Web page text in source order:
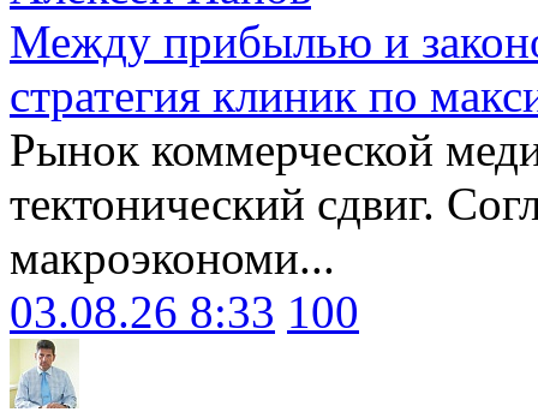
Между прибылью и
стратегия клиник по
Рынок коммерческой
тектонический сдвиг.
макроэкономи...
03.08.26 8:33 100